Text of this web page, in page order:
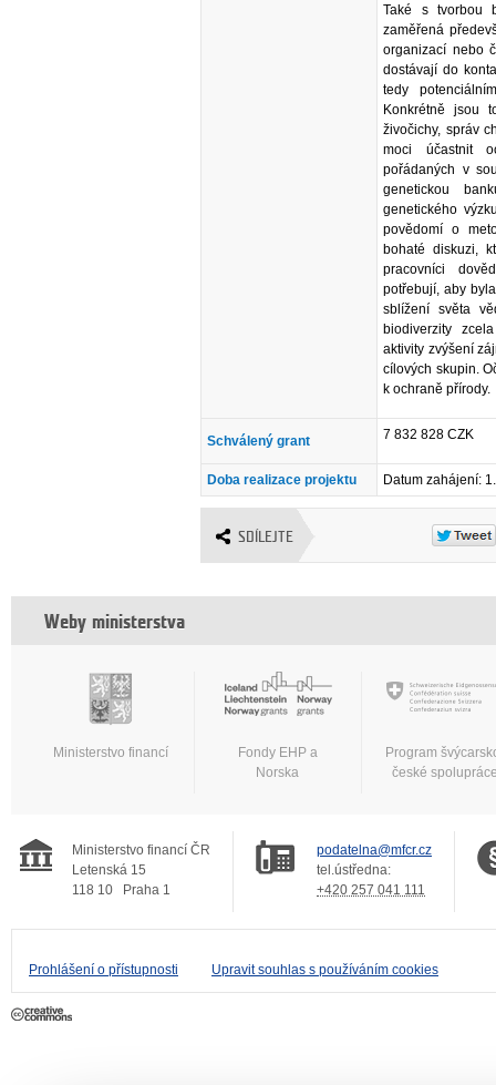
Také s tvorbou
zaměřená
organizací nebo
dostávají do
tedy
Konkrétně jsou
živočichy, správ
moci účastnit
pořádaných v
genetickou
genetického
povědomí o
bohaté diskuzi,
pracovníci
potřebují, aby
sblížení světa
biodiverzity
aktivity zvýšení
cílových skupin.
k ochraně přírody.
Schválený grant 7 832 828 CZK
Doba realizace projektu Datum zahájení:
SDÍLEJTE
Weby ministerstva
Ministerstvo financí
Fondy EHP a
Norska
Program
české
Ministerstvo financí ČR
Letenská 15
118 10
Praha 1
podatelna@mfcr.cz
tel.ústředna:
+420 257 041 111
Prohlášení o přístupnosti Upravit souhlas s používáním cookies